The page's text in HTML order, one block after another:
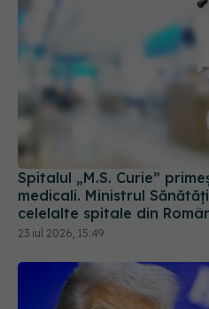
Spitalul „M.S. Curie”
medicali. Ministrul
celelalte spitale din
23 iul 2026, 15:49